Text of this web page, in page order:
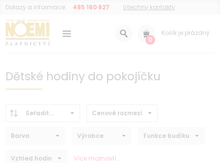
Dotazy a informace: 485 160 627 Všechny kontakty
0
Košík je prázdný
Dětské hodiny do pokojíčku
Seřadit... Cenové rozmezí
Barva Výrobce Funkce budíku
Vzhled hodin Více možností...